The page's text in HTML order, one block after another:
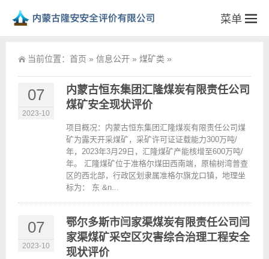
菜单
当前位置： 首页 » 信息公开 » 煤矿类 »
07
2023-10
内蒙古恒东集团汇隆煤炭有限责任公司
煤矿安全现状评价
项目概况：内蒙古恒东集团汇隆煤炭有限责任公司煤
矿为露天开采煤矿，采矿许可证证载能力300万吨/
年，2023年3月29日，汇隆煤矿产能核增至600万吨/
年。 汇隆煤矿位于准格尔煤田西南端，原榆树湾普查
区的西北部，行政区划隶属准格尔旗龙口镇，地理坐
标为： 东 &n...
07
2023-10
鄂尔多斯市闫家渠煤炭有限责任公司闫
家渠煤矿采空区灾害综合治理工程安全
现状评价